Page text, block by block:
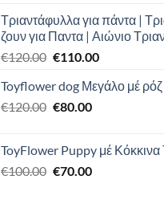
was:
€100.00.
τιμή
είναι:
€90.00.
Τριαντάφυλλα για πάντα |
ζουν για Παντα | Αιώνιο
€120.00 Original
was:
€120.00.
€110.00Η
τιμή
Toyflower dog Μεγάλο μέ
€120.00 Original
€120.00.
€80.00Η
είναι:
€80.00.
ToyFlower Puppy μέ Κόκκινα
€100.00 Original
€70.00Η